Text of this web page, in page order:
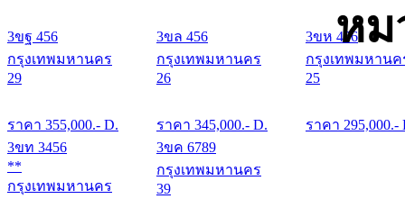
หม
3ขฐ 456
กรุงเทพมหานคร
29
ราคา 355,000.- D.
3ขล 456
กรุงเทพมหานคร
26
ราคา 345,000.- D.
3ขห 456
กรุงเทพมหานค
25
ราคา 295,000.-
3ขท 3456
**
กรุงเทพมหานคร
3ขค 6789
กรุงเทพมหานคร
39